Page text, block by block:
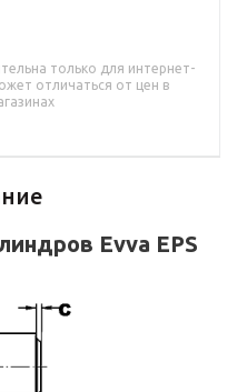
только для интернет-
отличаться от цен в
Evva EPS